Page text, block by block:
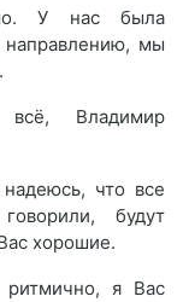
У нас была
направлению, мы
Владимир
что все
будут
хорошие.
ритмично, я Вас